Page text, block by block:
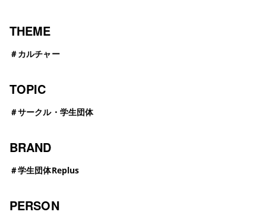
THEME
＃カルチャー
TOPIC
＃サークル・学生団体
BRAND
＃学生団体Replus
PERSON